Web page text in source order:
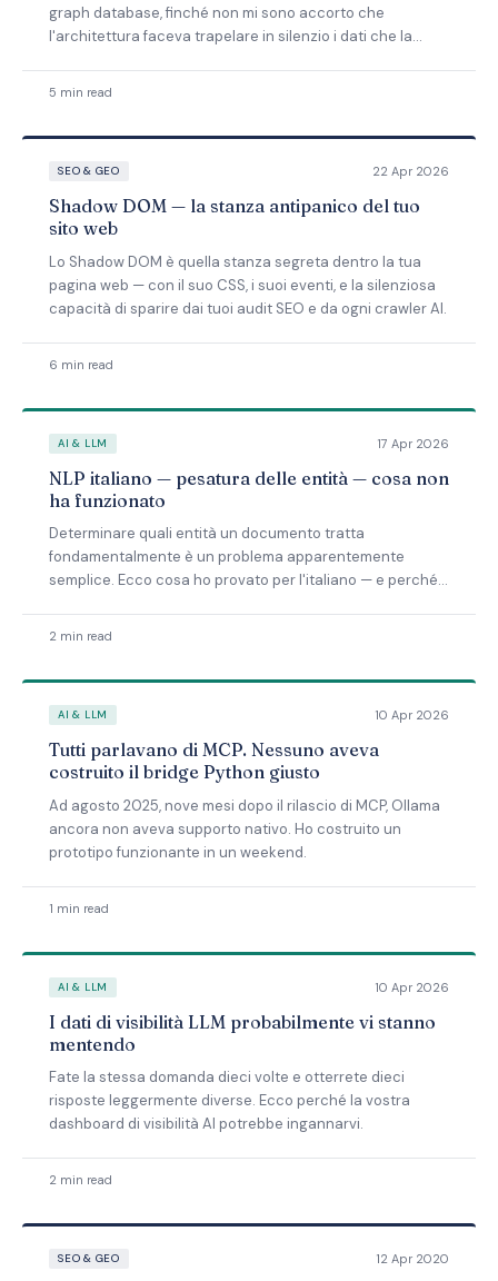
graph database, finché non mi sono accorto che
l'architettura faceva trapelare in silenzio i dati che la
5 min read
SEO & GEO 22 Apr 2026
Shadow DOM — la stanza antipanico del tuo
sito web
Lo Shadow DOM è quella stanza segreta dentro la tua
pagina web — con il suo CSS, i suoi eventi, e la silenziosa
capacità di sparire dai tuoi audit SEO e da ogni crawler AI.
6 min read
AI & LLM 17 Apr 2026
NLP italiano — pesatura delle entità — cosa non
ha funzionato
Determinare quali entità un documento tratta
fondamentalmente è un problema apparentemente
semplice. Ecco cosa ho provato per l'italiano — e perché
2 min read
AI & LLM 10 Apr 2026
Tutti parlavano di MCP. Nessuno aveva
costruito il bridge Python giusto
Ad agosto 2025, nove mesi dopo il rilascio di MCP, Ollama
ancora non aveva supporto nativo. Ho costruito un
prototipo funzionante in un weekend.
1 min read
AI & LLM 10 Apr 2026
I dati di visibilità LLM probabilmente vi stanno
mentendo
Fate la stessa domanda dieci volte e otterrete dieci
risposte leggermente diverse. Ecco perché la vostra
dashboard di visibilità AI potrebbe ingannarvi.
2 min read
SEO & GEO 12 Apr 2020